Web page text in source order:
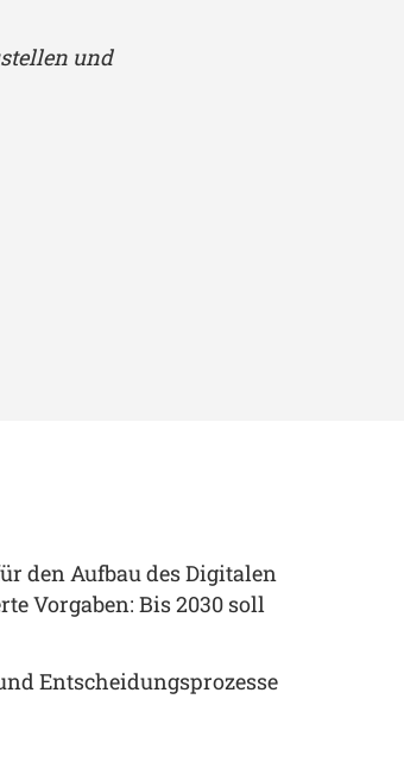
und
den Aufbau des Digitalen
Vorgaben: Bis 2030 soll
Entscheidungsprozesse